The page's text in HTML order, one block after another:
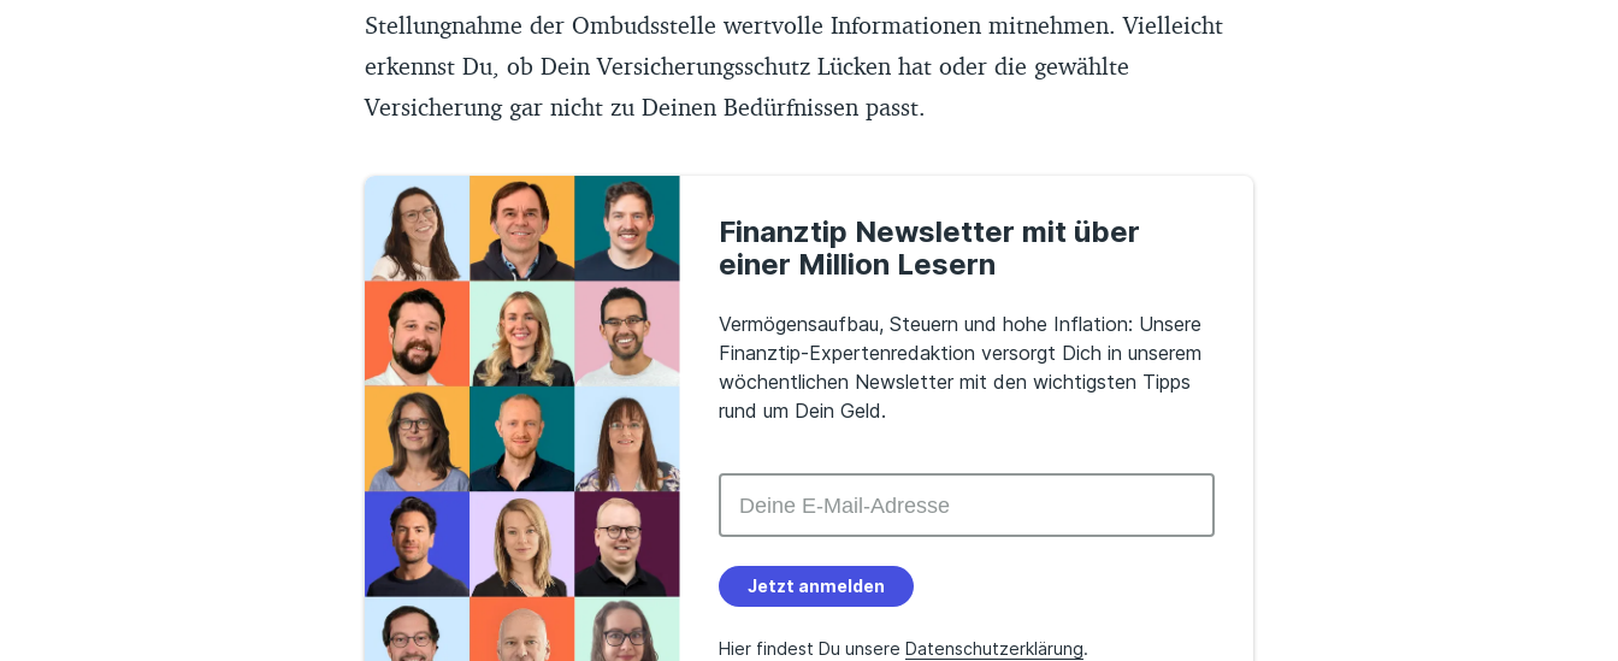
Stellungnahme der Ombudsstelle wertvolle Informationen mitnehmen. Vielleicht
erkennst Du, ob Dein Versicherungsschutz Lücken hat oder die gewählte
Versicherung gar nicht zu Deinen Bedürfnissen passt.
Finanztip Newsletter mit über
einer Million Lesern
Vermögensaufbau, Steuern und hohe Inflation: Unsere
Finanztip-Expertenredaktion versorgt Dich in unserem
wöchentlichen Newsletter mit den wichtigsten Tipps
rund um Dein Geld.
Jetzt anmelden
Hier findest Du unsere Datenschutzerklärung.